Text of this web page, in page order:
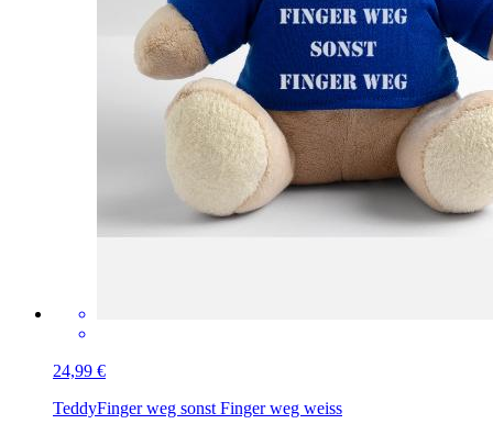
24,99 €
TeddyFinger weg sonst Finger weg weiss